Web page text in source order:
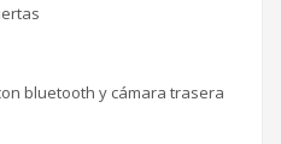
bluetooth y cámara trasera